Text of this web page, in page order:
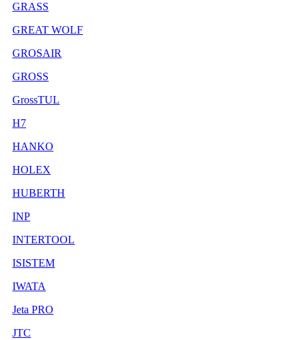
GRASS
GREAT WOLF
GROSAIR
GROSS
GrossTUL
H7
HANKO
HOLEX
HUBERTH
INP
INTERTOOL
ISISTEM
IWATA
Jeta PRO
JTC